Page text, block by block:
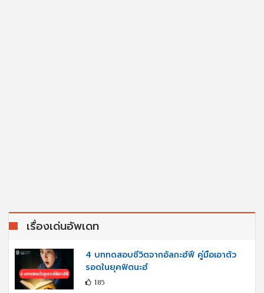
เรื่องเด่นอัพเดท
4 บททดสอบชีวิตจากอัลกะฮ์ฟี คู่มือเอาตัว
รอดในยุคฟิตนะฮ์
185